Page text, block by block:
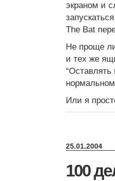
экраном и
The Bat
Не проще
и тех же
“Оставлять
Или я
25.01.2004
100